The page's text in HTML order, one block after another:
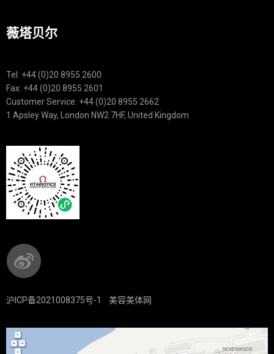
薇塔贝尔
Tel: +44 (0)20 8955 2600
Fax: +44 (0)20 8955 2601
Customer Service: +44 (0)20 8955 2662
1 Apsley Way, London NW2 7HF, United Kingdom
沪ICP备2021008375号-1 美容美体网